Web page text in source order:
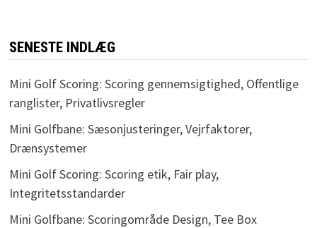
SENESTE INDLÆG
Mini Golf Scoring: Scoring gennemsigtighed, Offentlige
ranglister, Privatlivsregler
Mini Golfbane: Sæsonjusteringer, Vejrfaktorer,
Drænsystemer
Mini Golf Scoring: Scoring etik, Fair play,
Integritetsstandarder
Mini Golfbane: Scoringområde Design, Tee Box